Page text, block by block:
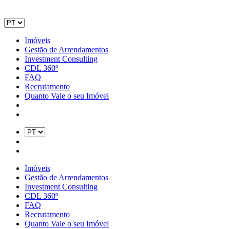
Imóveis
Gestão de Arrendamentos
Investment Consulting
CDL 360º
FAQ
Recrutamento
Quanto Vale o seu Imóvel
Imóveis
Gestão de Arrendamentos
Investment Consulting
CDL 360º
FAQ
Recrutamento
Quanto Vale o seu Imóvel